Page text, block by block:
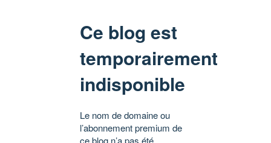
Ce blog est
temporairement
indisponible
Le nom de domaine ou
l’abonnement premium de
ce blog n’a pas été